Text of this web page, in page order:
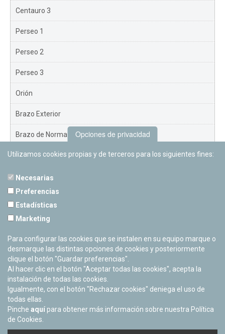
Centauro 3
Perseo 1
Perseo 2
Perseo 3
Orión
Brazo Exterior
Brazo de Norma
Nuevo Exterior
Cerrado Temporalmente
Opciones de privacidad
Utilizamos cookies propias y de terceros para los siguientes fines:
Necesarias
Preferencias
Estadísticas
Marketing
Para configurar las cookies que se instalen en su equipo marque o
desmarque las distintas opciones de cookies y posteriormente
clique el botón "Guardar preferencias".
Al hacer clic en el botón "Aceptar todas las cookies", acepta la
instalación de todas las cookies.
Igualmente, con el botón "Rechazar cookies" deniega el uso de
todas ellas.
Pinche aquí para obtener más información sobre nuestra Política
de Cookies.